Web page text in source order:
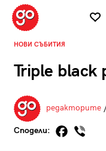
НОВИ СЪБИТИЯ
Triple black
редакторите/
Сподели: